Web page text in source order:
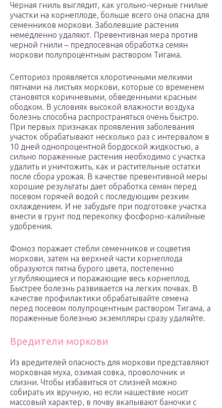
Черная гниль выглядит, как угольно-черные гнилые
участки на корнеплоде, больше всего она опасна для
семенников моркови. Заболевшие растения
немедленно удаляют. Превентивная мера против
черной гнили – предпосевная обработка семян
моркови полупроцентным раствором Тигама.
Септориоз проявляется хлоротичными мелкими
пятнами на листьях моркови, которые со временем
становятся коричневыми, обведенными красным
ободком. В условиях высокой влажности воздуха
болезнь способна распространяться очень быстро.
При первых признаках проявления заболевания
участок обрабатывают несколько раз с интервалом в
10 дней однопроцентной бордоской жидкостью, а
сильно пораженные растения необходимо с участка
удалить и уничтожить, как и растительные остатки
после сбора урожая. В качестве превентивной меры
хорошие результаты дает обработка семян перед
посевом горячей водой с последующим резким
охлаждением. И не забудьте при подготовке участка
внести в грунт под перекопку фосфорно-калийные
удобрения.
Фомоз поражает стебли семенников и соцветия
моркови, затем на верхней части корнеплода
образуются пятна бурого цвета, постепенно
углубляющиеся и поражающие весь корнеплод.
Быстрее болезнь развивается на легких почвах. В
качестве профилактики обрабатывайте семена
перед посевом полупроцентным раствором Тигама, а
пораженные болезнью экземпляры сразу удаляйте.
Вредители моркови
Из вредителей опасность для моркови представляют
морковная муха, озимая совка, проволочник и
слизни. Чтобы избавиться от слизней можно
собирать их вручную, но если нашествие носит
массовый характер, в почву вкапывают баночки с